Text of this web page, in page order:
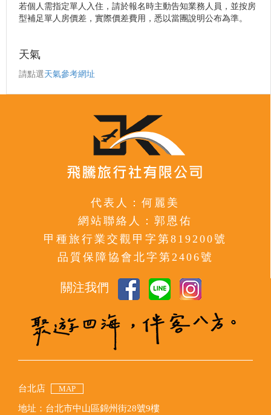
若個人需指定單人入住，請於報名時主動告知業務人員，並按房
型補足單人房價差，實際價差費用，悉以當團說明公布為準。
天氣
請點選天氣參考網址
代表人：何麗美
網站聯絡人：郭恩佑
甲種旅行業交觀甲字第819200號
品質保障協會北字第2406號
關注我們
台北店 MAP
地址：台北市中山區錦州街28號9樓